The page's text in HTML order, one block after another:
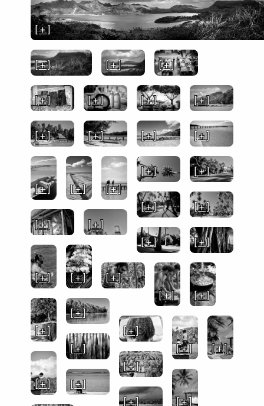
[ + ]
[ + ] [ + ] [ + ]
[ + ] [ + ] [ + ] [ + ]
[ + ] [ + ] [ + ] [ + ]
[ + ] [ + ] [ + ]
[ + ] [ + ]
[ + ]
[ + ]
[ + ]
[ + ]
[ + ]
[ + ]
[ + ] [ + ]
[ + ]
[ + ]
[ + ]
[ + ]
[ + ]
[ + ]
[ + ]
[ + ]
[ + ]
[ + ]
[ + ]
[ + ]
[ + ]
[ + ]